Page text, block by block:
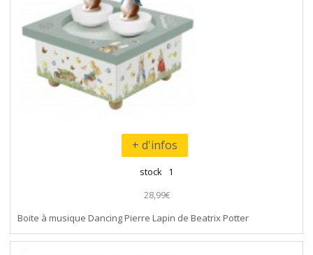
+ d'infos
stock 1
28,99€
Boite à musique Dancing Pierre Lapin de Beatrix Potter